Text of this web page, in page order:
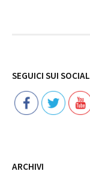
SEGUICI SUI SOCIAL
ARCHIVI